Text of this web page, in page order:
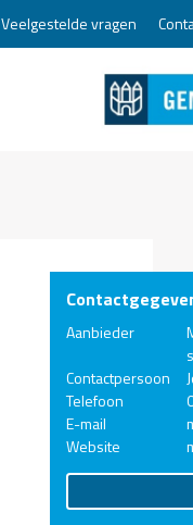
Veelgestelde vragen
Aanbieder
Contactpersoon
Telefoon
E-mail
Website